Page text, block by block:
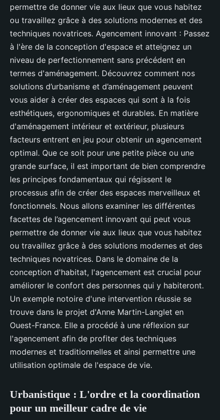
permettre de donner vie aux lieux que vous habitez
ou travaillez grâce à des solutions modernes et des
techniques novatrices. Agencement innovant : Passez
à l'ère de la conception d'espace et atteignez un
niveau de perfectionnement sans précédent en
termes d'aménagement. Découvrez comment nos
solutions d’urbanisme et d’aménagement peuvent
vous aider à créer des espaces qui sont à la fois
esthétiques, ergonomiques et durables. En matière
d'aménagement intérieur et extérieur, plusieurs
facteurs entrent en jeu pour obtenir un agencement
optimal. Que ce soit pour une petite pièce ou une
grande surface, il est important de bien comprendre
les principes fondamentaux qui régissent le
processus afin de créer des espaces merveilleux et
fonctionnels. Nous allons examiner les différentes
facettes de l’agencement innovant qui peut vous
permettre de donner vie aux lieux que vous habitez
ou travaillez grâce à des solutions modernes et des
techniques novatrices. Dans le domaine de la
conception d'habitat, l'agencement est crucial pour
améliorer le confort des personnes qui y habiteront.
Un exemple notoire d'une intervention réussie se
trouve dans le projet d'Anne Martin-Langlet en
Ouest-France. Elle a procédé à une réflexion sur
l'agencement afin de profiter des techniques
modernes et traditionnelles et ainsi permettre une
utilisation optimale de l'espace de vie.
Urbanistique : L'ordre et la coordination
pour un meilleur cadre de vie